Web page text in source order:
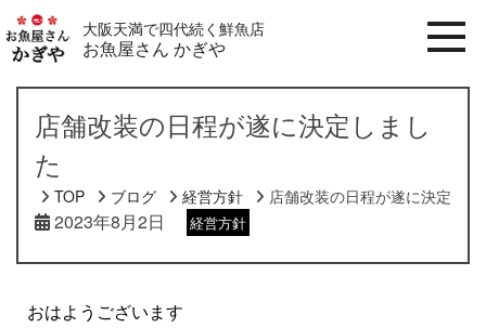
大阪天満で四代続く鮮魚店
お魚屋さん かぎや
店舗改装の日程が遂に決定しまし
た
TOP ブログ 経営方針 店舗改装の日程が遂に決定しま
2023年8月2日 経営方針
おはようございます